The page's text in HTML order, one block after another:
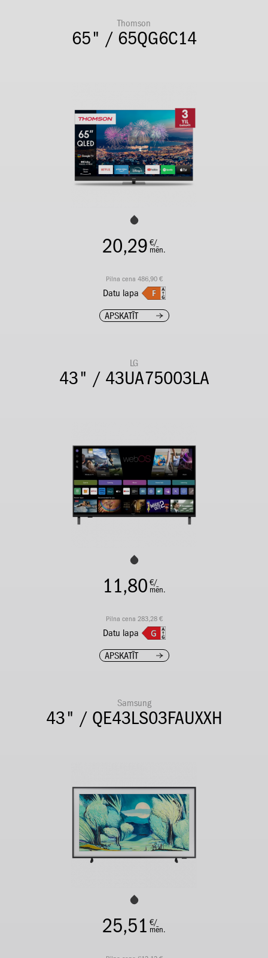
Thomson
65" / 65QG6C14
20,29 €/
mēn.
Pilna cena 486,90 €
Datu lapa
APSKATĪT
LG
43" / 43UA75003LA
11,80 €/
mēn.
Pilna cena 283,28 €
Datu lapa
APSKATĪT
Samsung
43" / QE43LS03FAUXXH
25,51 €/
mēn.